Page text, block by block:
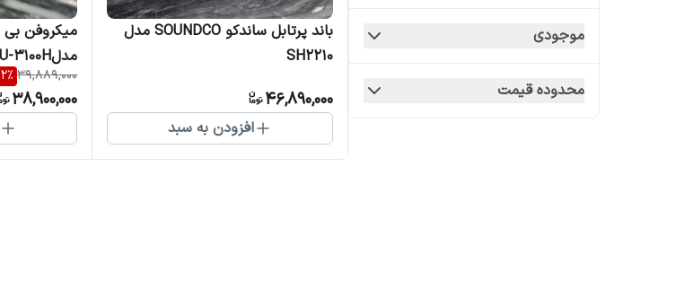
موجودی
محدوده قیمت
باند پرتابل ساندکو SOUNDCO مدل
SH2210
46,890,000
افزودن به سبد
مدلSU-3100H
39,889,000
2%
38,900,000